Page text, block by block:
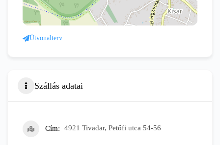
Útvonalterv
Szállás adatai
Cím 4921 Tivadar, Petőfi utca 54-56